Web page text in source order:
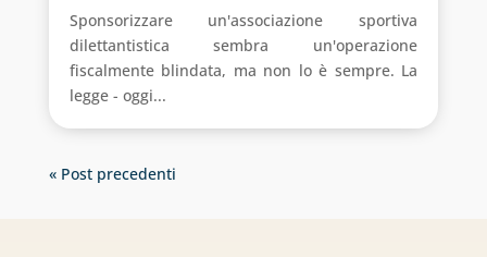
Sponsorizzare un'associazione sportiva
dilettantistica sembra un'operazione
fiscalmente blindata, ma non lo è sempre. La
legge - oggi...
« Post precedenti